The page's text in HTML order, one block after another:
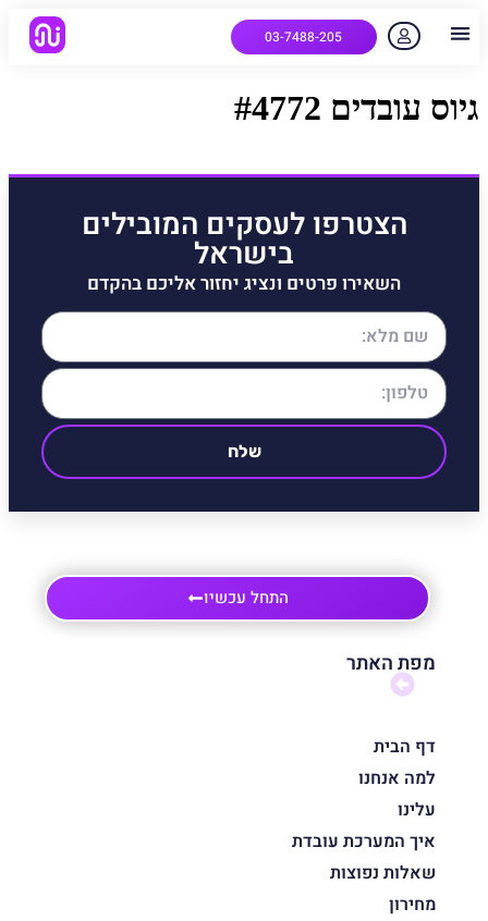
03-7488-205
גיוס עובדים #4772
הצטרפו לעסקים המובילים
בישראל
השאירו פרטים ונציג יחזור אליכם בהקדם
שלח
התחל עכשיו
מפת האתר
דף הבית
למה אנחנו
עלינו
איך המערכת עובדת
שאלות נפוצות
מחירון